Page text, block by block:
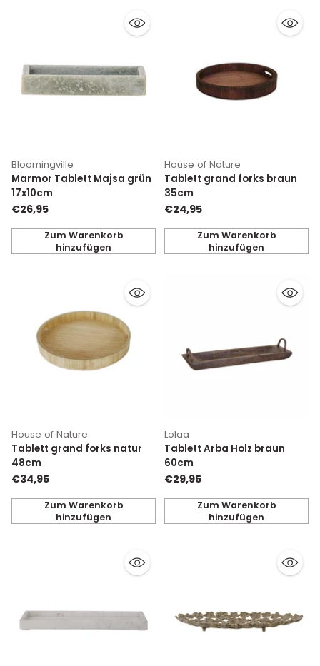
Bloomingville
Marmor Tablett Majsa grün
17x10cm
€26,95
Zum Warenkorb
hinzufügen
Anzahl
House of Nature
Tablett grand forks braun
35cm
€24,95
Zum Warenkorb
hinzufügen
Anzahl
House of Nature
Tablett grand forks natur
48cm
€34,95
Zum Warenkorb
hinzufügen
Anzahl
Lolaa
Tablett Arba Holz braun
60cm
€29,95
Zum Warenkorb
hinzufügen
Anzahl